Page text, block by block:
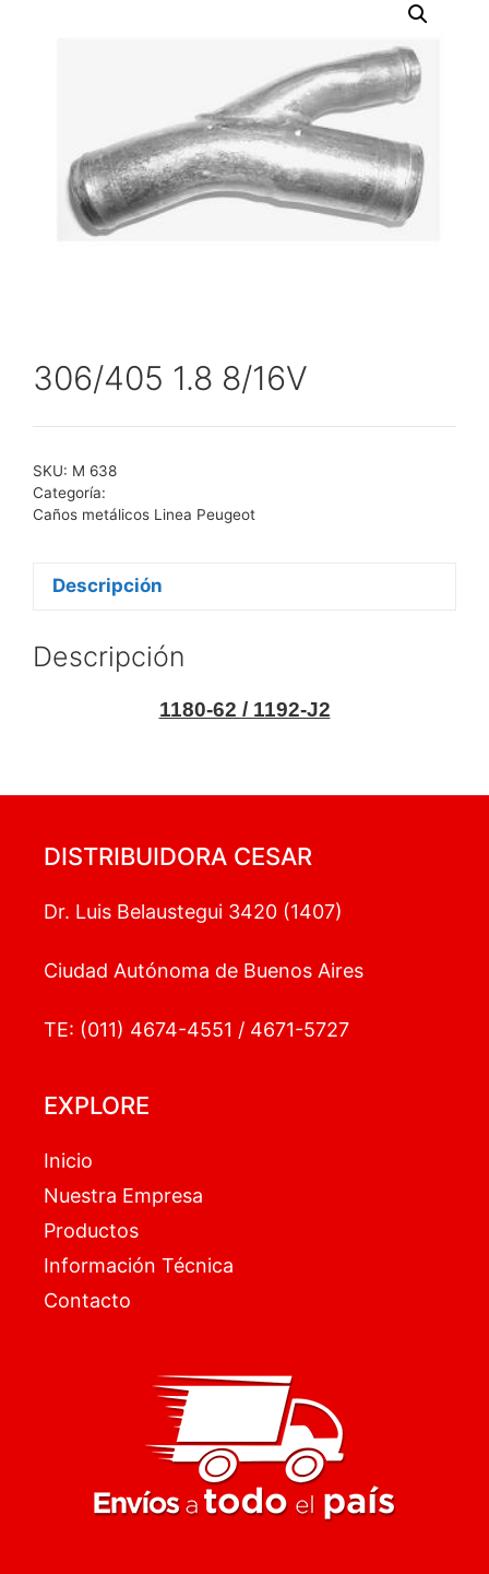
306/405 1.8 8/16V
SKU: M 638
Categoría:
Caños metálicos Linea Peugeot
Descripción
Descripción
1180-62 / 1192-J2
DISTRIBUIDORA CESAR
Dr. Luis Belaustegui 3420 (1407)
Ciudad Autónoma de Buenos Aires
TE: (011) 4674-4551 / 4671-5727
EXPLORE
Inicio
Nuestra Empresa
Productos
Información Técnica
Contacto